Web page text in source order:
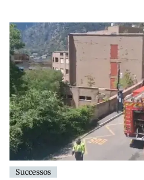
Successos